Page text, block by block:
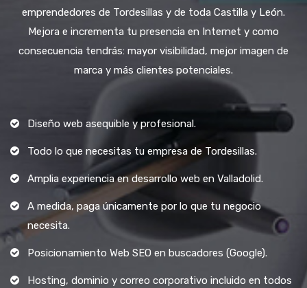
emprendedores de Tordesillas y de toda Castilla y León.
Mejora e incrementa tu presencia en Internet y como
consecuencia tendrás: mayor visibilidad, mejor imagen de
marca y más clientes potenciales.
Diseño web asequible y profesional.
Todo lo que necesitas tu empresa de Tordesillas.
Amplia experiencia en desarrollo web en Valladolid.
A medida, paga únicamente por lo que tu negocio
necesita.
Posicionamiento Web SEO en buscadores (Google).
Hosting, dominio y correo corporativo incluido en todos